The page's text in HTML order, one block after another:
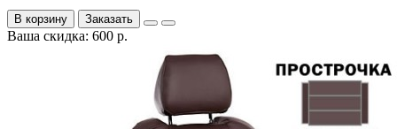
В корзину Заказать
Ваша скидка: 600 р.